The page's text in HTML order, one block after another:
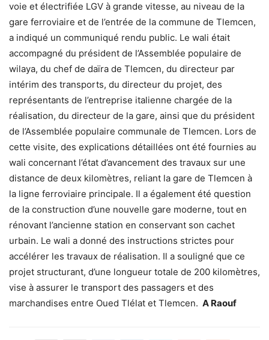
voie et électrifiée LGV à grande vitesse, au niveau de la
gare ferroviaire et de l’entrée de la commune de Tlemcen,
a indiqué un communiqué rendu public. Le wali était
accompagné du président de l’Assemblée populaire de
wilaya, du chef de daïra de Tlemcen, du directeur par
intérim des transports, du directeur du projet, des
représentants de l’entreprise italienne chargée de la
réalisation, du directeur de la gare, ainsi que du président
de l’Assemblée populaire communale de Tlemcen. Lors de
cette visite, des explications détaillées ont été fournies au
wali concernant l’état d’avancement des travaux sur une
distance de deux kilomètres, reliant la gare de Tlemcen à
la ligne ferroviaire principale. Il a également été question
de la construction d’une nouvelle gare moderne, tout en
rénovant l’ancienne station en conservant son cachet
urbain. Le wali a donné des instructions strictes pour
accélérer les travaux de réalisation. Il a souligné que ce
projet structurant, d’une longueur totale de 200 kilomètres,
vise à assurer le transport des passagers et des
marchandises entre Oued Tlélat et Tlemcen. A Raouf